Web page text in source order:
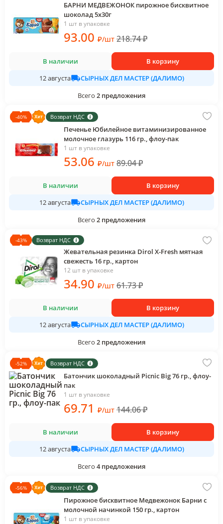
БАРНИ МЕДВЕЖОНОК пирожное бисквитное
шоколад 5х30г
1 шт в упаковке
93.00 ₽/шт 218.74₽
В наличии
В корзину
12 августа
СЫРНЫХ ДЕЛ МАСТЕР (ДАЛИМО)
Всего 2 предложения
-40% Возврат НДС
Печенье Юбилейное витаминизированное
молочное глазурь 116 гр., флоу-пак
1 шт в упаковке
53.06 ₽/шт 89.04₽
В наличии
В корзину
12 августа
СЫРНЫХ ДЕЛ МАСТЕР (ДАЛИМО)
Всего 2 предложения
-43% Возврат НДС
Жевательная резинка Dirol X-Fresh мятная
свежесть 16 гр., картон
12 шт в упаковке
34.90 ₽/шт 61.73₽
В наличии
В корзину
12 августа
СЫРНЫХ ДЕЛ МАСТЕР (ДАЛИМО)
Всего 2 предложения
-52% Возврат НДС
Батончик шоколадный Picnic Big 76 гр., флоу-
пак
1 шт в упаковке
69.71 ₽/шт 144.06₽
В наличии
В корзину
12 августа
СЫРНЫХ ДЕЛ МАСТЕР (ДАЛИМО)
Всего 4 предложения
-56% Возврат НДС
Пирожное бисквитное Медвежонок Барни с
молочной начинкой 150 гр., картон
1 шт в упаковке